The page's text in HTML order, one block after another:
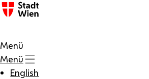
Zum Inhalt
Menü
Menü
English